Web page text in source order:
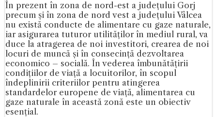
În prezent în zona de nord-est a județului Gorj
precum și în zona de nord vest a județului Vâlcea
nu există conducte de alimentare cu gaze naturale,
iar asigurarea tuturor utilităților în mediul rural, va
duce la atragerea de noi investitori, crearea de noi
locuri de muncă și în consecință dezvoltarea
economico – socială. În vederea îmbunătățirii
condițiilor de viață a locuitorilor, în scopul
îndeplinirii criteriilor pentru atingerea
standardelor europene de viață, alimentarea cu
gaze naturale în această zonă este un obiectiv
esențial.